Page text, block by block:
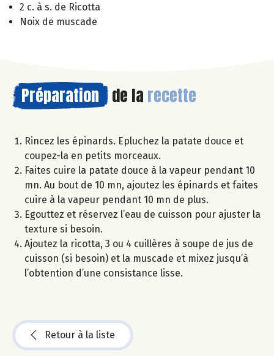
2 c. à s. de Ricotta
Noix de muscade
Préparation de la recette
Rincez les épinards. Epluchez la patate douce et
coupez-la en petits morceaux.
Faites cuire la patate douce à la vapeur pendant 10
mn. Au bout de 10 mn, ajoutez les épinards et faites
cuire à la vapeur pendant 10 mn de plus.
Egouttez et réservez l’eau de cuisson pour ajuster la
texture si besoin.
Ajoutez la ricotta, 3 ou 4 cuillères à soupe de jus de
cuisson (si besoin) et la muscade et mixez jusqu’à
l’obtention d’une consistance lisse.
Retour à la liste